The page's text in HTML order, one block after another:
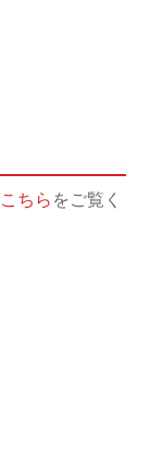
こちら をご覧く